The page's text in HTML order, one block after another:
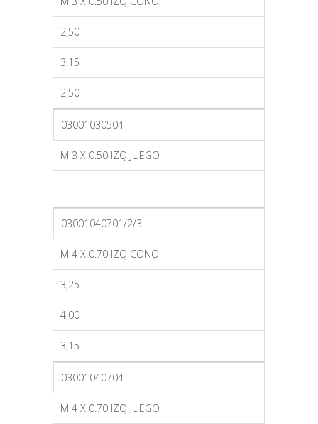
2,50
3,15
2,50
03001030504
M 3 X 0.50 IZQ JUEGO
03001040701/2/3
M 4 X 0.70 IZQ CONO
3,25
4,00
3,15
03001040704
M 4 X 0.70 IZQ JUEGO